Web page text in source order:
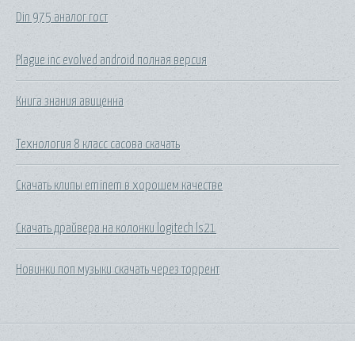
Din 975 аналог гост
Plague inc evolved android полная версия
Книга знания авиценна
Технология 8 класс сасова скачать
Скачать клипы eminem в хорошем качестве
Скачать драйвера на колонки logitech ls21
Новинки поп музыки скачать через торрент